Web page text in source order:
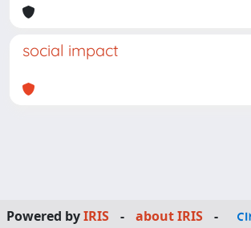
social impact
Powered byIRIS - about IRIS
-